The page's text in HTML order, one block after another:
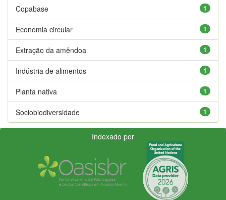
1
Copabase
1
Economia circular
1
Extração da amêndoa
1
Indústria de alimentos
1
Planta nativa
1
Sociobiodiversidade
Indexado por